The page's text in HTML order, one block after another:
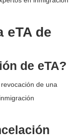
eTA de
de eTA?
de una